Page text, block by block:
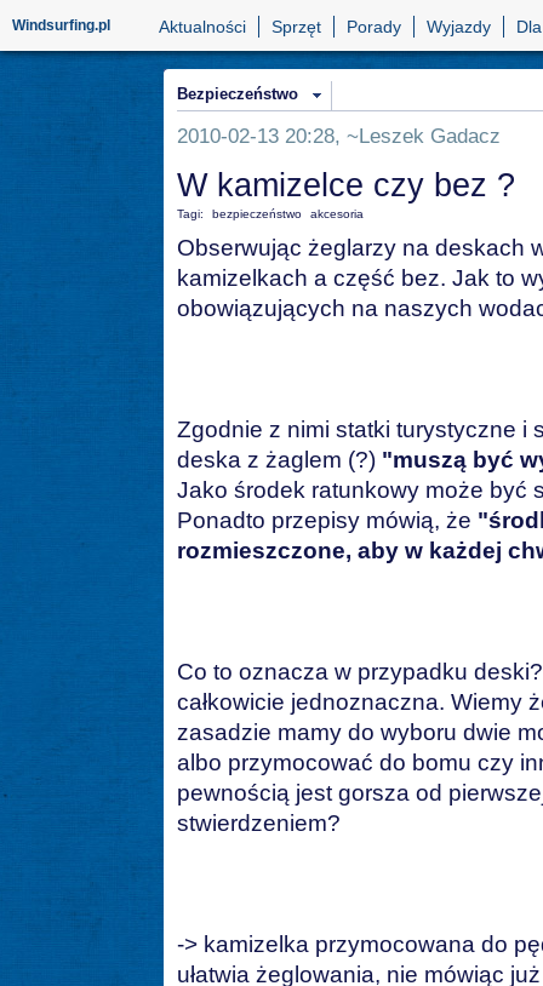
Windsurfing.pl Aktualności Sprzęt Porady Wyjazdy
Bezpieczeństwo
2010-02-13 20:28, ~Leszek Gadacz
W kamizelce czy bez ?
Tagi: bezpieczeństwo akcesoria
Obserwując żeglarzy na deskach
kamizelkach a część bez. Jak to
obowiązujących na naszych
Zgodnie z nimi statki turystyczne i
deska z żaglem (?) "muszą być
Jako środek ratunkowy może być
Ponadto przepisy mówią, że
rozmieszczone, aby w każdej
Co to oznacza w przypadku
całkowicie jednoznaczna. Wiemy
zasadzie mamy do wyboru dwie
albo przymocować do bomu czy
pewnością jest gorsza od
stwierdzeniem?
-> kamizelka przymocowana do
ułatwia żeglowania, nie mówiąc